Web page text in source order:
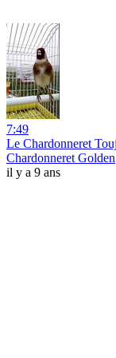
7:49
Le Chardonneret
Chardonneret Golden
il y a 9 ans